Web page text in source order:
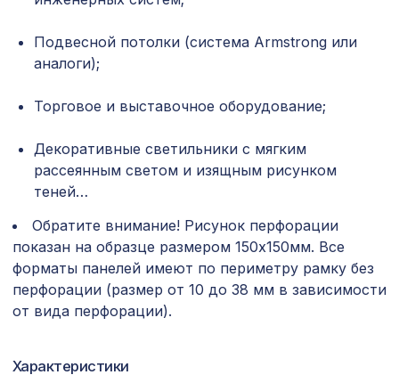
Перфорированная панель РОМБО,
1030х695мм, ХДФ, белая
Карниз KX019, 30х30, 2000мм,
Перфорированная панель КВАДРО 8-
28, 1200х600мм, ХДФ, ольха
1400х780мм, ХДФ, венге
Экран для радиатора, FRESA, рамка
600х600мм, рисунок Цветы, дуб
серый
2552 ₽
Карниз KX020, 20х20, 2000мм,
Перфорированная панель КВАДРО 8-
Подвесной потолки (система Armstrong или
аналоги);
Торговое и выставочное оборудование;
Декоративные светильники с мягким
рассеянным светом и изящным рисунком
теней…
Обратите внимание! Рисунок перфорации
показан на образце размером 150х150мм. Все
форматы панелей имеют по периметру рамку без
перфорации (размер от 10 до 38 мм в зависимости
от вида перфорации).
Характеристики